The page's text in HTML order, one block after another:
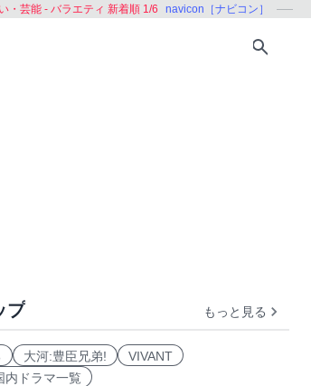
・芸能 - バラエティ 新着順 1/6 navicon［ナビコン］
プ もっと見る
大河:豊臣兄弟!
VIVANT
内ドラマ一覧